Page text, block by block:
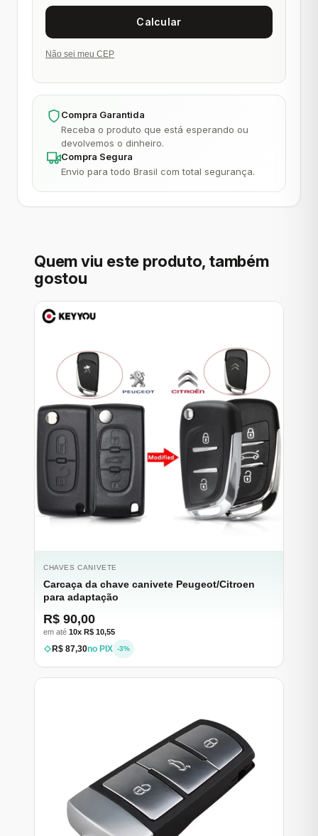
Não sei meu CEP
Compra Garantida
Receba o produto que está esperando ou
devolvemos o dinheiro.
Compra Segura
Envio para todo Brasil com total segurança.
Quem viu este produto, também
gostou
CHAVES CANIVETE
Carcaça da chave canivete Peugeot/Citroen
para adaptação
R$ 90,00
em até 10x R$ 10,55
R$ 87,30no PIX -3%